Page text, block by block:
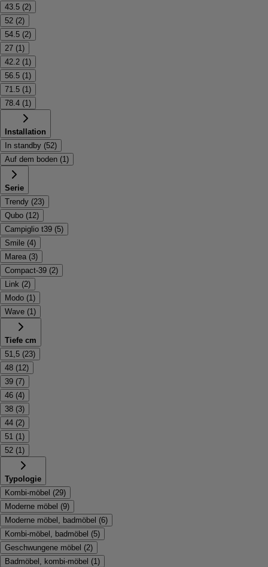
43.5 (2)
52 (2)
54.5 (2)
27 (1 )
42.2 (1 )
56.5 (1 )
71.5 (1 )
78.4 (1 )
Installation
In standby (52)
Auf dem boden (1 )
Serie
Trendy (23)
Qubo (12)
Campiglio t39 (5)
Smile (4)
Marea (3)
Compact-39 (2)
Link (2)
Modo (1 )
Wave (1 )
Tiefe cm
51,5 (23)
48 (12)
39 (7)
46 (4)
38 (3)
44 (2)
51 (1 )
52 (1 )
Typologie
Kombi-möbel (29)
Moderne möbel (9)
Moderne möbel, badmöbel (6)
Kombi-möbel, badmöbel (5)
Geschwungene möbel (2)
Badmöbel, kombi-möbel (1 )